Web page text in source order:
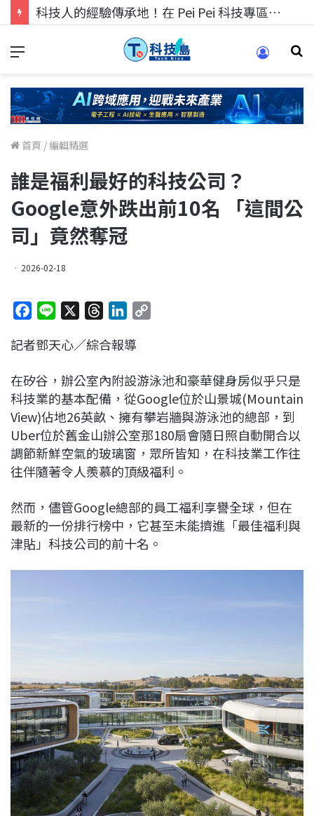
科技人的經驗傳承地！在 Pei Pei 科技專區，與學弟妹交流最硬核的技術
首頁 / 編輯精選
誰是福利最好的科技公司？
Google意外跌出前10名 「這間公
司」竟然奪冠
2026-02-18
c
b
o
o
k
n
r
a
d
s
n
e
d
I
n
L
i
n
k
記者鄧天心／綜合報導
在矽谷，辦公室內附設游泳池和豪華健身房似乎只是
科技業的基本配備，從Google位於山景城(Mountain
View)佔地26英畝、擁有攀岩牆與游泳池的總部，到
Uber位於舊金山辦公室那180扇會隨日照自動開合以
調節新鮮空氣的玻璃窗，眾所皆知，在科技業工作往
往伴隨著令人羨慕的頂級福利。
然而，儘管Google總部的員工福利享譽全球，但在
最新的一份排行榜中，它甚至未能擠進「最佳福利與
津貼」科技公司的前十名。